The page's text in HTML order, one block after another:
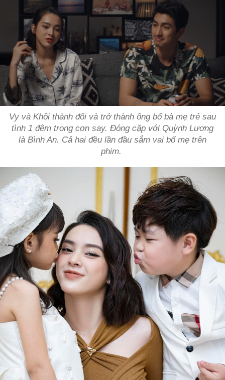
Vy và Khôi thành đôi và trở thành ông bố bà mẹ trẻ sau
tình 1 đêm trong cơn say. Đóng cặp với Quỳnh Lương
là Bình An. Cả hai đều lần đầu sắm vai bố mẹ trên
phim.